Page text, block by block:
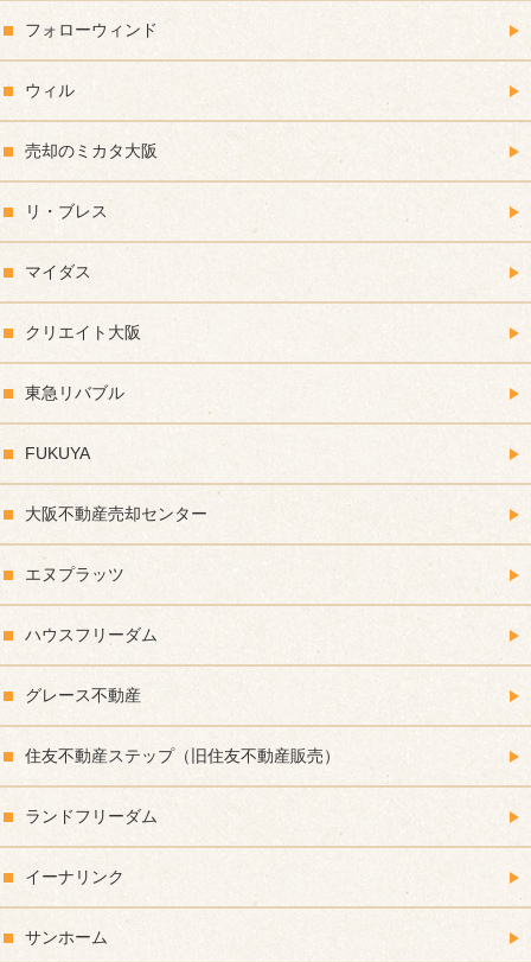
フォローウィンド
ウィル
売却のミカタ大阪
リ・ブレス
マイダス
クリエイト大阪
東急リバブル
FUKUYA
大阪不動産売却センター
エヌプラッツ
ハウスフリーダム
グレース不動産
住友不動産ステップ（旧住友不動産販売）
ランドフリーダム
イーナリンク
サンホーム